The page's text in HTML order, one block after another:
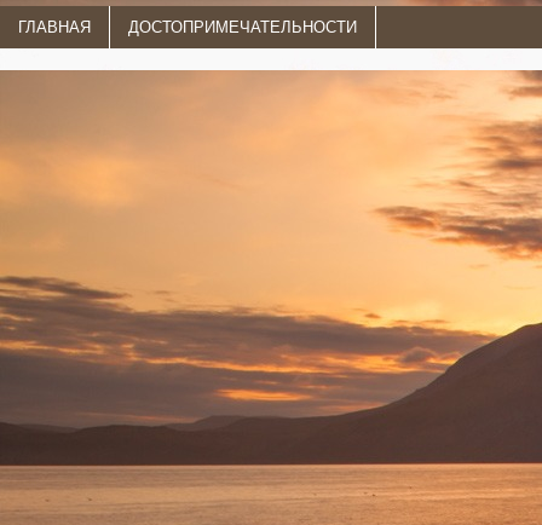
ГЛАВНАЯ ДОСТОПРИМЕЧАТЕЛЬНОСТИ